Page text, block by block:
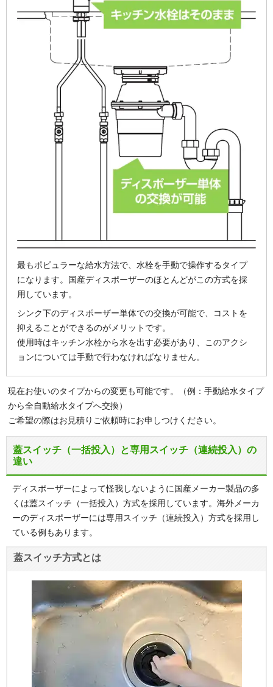
最もポピュラーな給水方法で、水栓を手動で操作するタイプ
になります。国産ディスポーザーのほとんどがこの方式を採
用しています。
シンク下のディスポーザー単体での交換が可能で、コストを
抑えることができるのがメリットです。
使用時はキッチン水栓から水を出す必要があり、このアクシ
ョンについては手動で行わなければなりません。
現在お使いのタイプからの変更も可能です。（例：手動給水タイプ
から全自動給水タイプへ交換）
ご希望の際はお見積りご依頼時にお申しつけください。
蓋スイッチ（一括投入）と専用スイッチ（連続投入）の
違い
ディスポーザーによって怪我しないように国産メーカー製品の多
くは蓋スイッチ（一括投入）方式を採用しています。海外メーカ
ーのディスポーザーには専用スイッチ（連続投入）方式を採用し
ている例もあります。
蓋スイッチ方式とは